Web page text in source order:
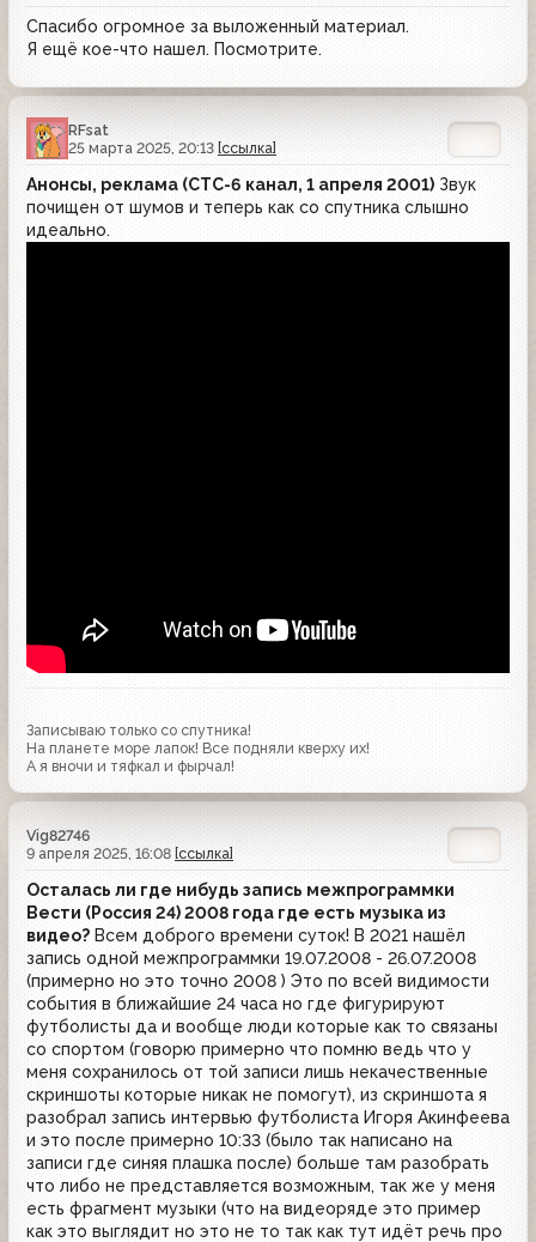
Спасибо огромное за выложенный материал.
Я ещё кое-что нашел. Посмотрите.
RFsat
25 марта 2025, 20:13 [ссылка]
Анонсы, реклама (СТС-6 канал, 1 апреля 2001) Звук
почищен от шумов и теперь как со спутника слышно
идеально.
Записываю только со спутника!
На планете море лапок! Все подняли кверху их!
А я вночи и тяфкал и фырчал!
Vig82746
9 апреля 2025, 16:08 [ссылка]
Осталась ли где нибудь запись межпрограммки
Вести (Россия 24) 2008 года где есть музыка из
видео? Всем доброго времени суток! В 2021 нашёл
запись одной межпрограммки 19.07.2008 - 26.07.2008
(примерно но это точно 2008 ) Это по всей видимости
события в ближайшие 24 часа но где фигурируют
футболисты да и вообще люди которые как то связаны
со спортом (говорю примерно что помню ведь что у
меня сохранилось от той записи лишь некачественные
скриншоты которые никак не помогут), из скриншота я
разобрал запись интервью футболиста Игоря Акинфеева
и это после примерно 10:33 (было так написано на
записи где синяя плашка после) больше там разобрать
что либо не представляется возможным, так же у меня
есть фрагмент музыки (что на видеоряде это пример
как это выглядит но это не то так как тут идёт речь про